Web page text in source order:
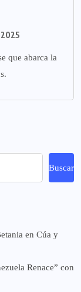
2025
que abarca la
Buscar
en Cúa y
Renace” con